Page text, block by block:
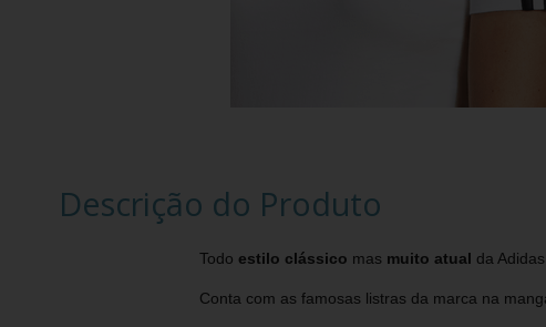
Descrição do Produto
Todo estilo clássico mas muito atual da
Conta com as famosas listras da marca na